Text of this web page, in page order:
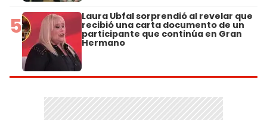
5 Laura Ubfal sorprendió al revelar que
recibió una carta documento de un
participante que continúa en Gran
Hermano